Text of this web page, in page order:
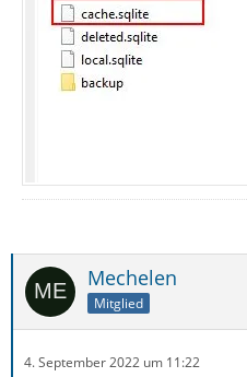
Mechelen
Mitglied
4. September 2022 um 11:22